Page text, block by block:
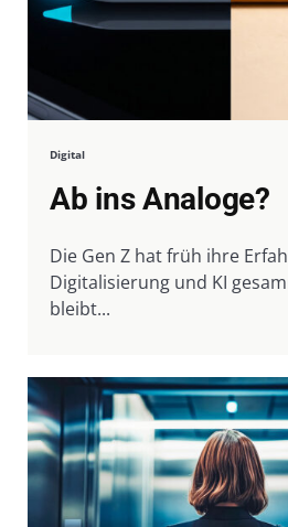
Digital
Ab ins Analoge?
Die Gen Z hat früh ihre
Digitalisierung und KI
bleibt...